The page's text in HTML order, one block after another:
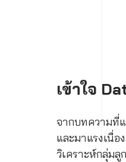
เข้าใจ
จากบทความที่
และมาแรงเนื่
วิเคราะห์กลุ่ม